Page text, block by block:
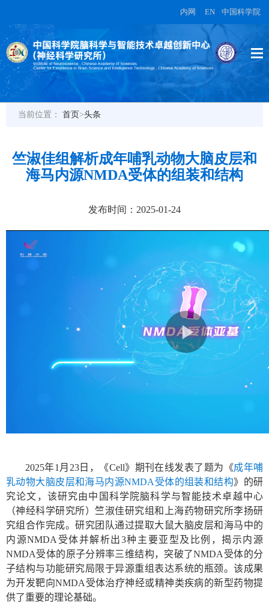
内网 EN 中国科学院
当前位置： 首页>头条
竺淑佳组解析成年哺乳动物大脑皮层和
海马内源NMDA受体的组装和结构
发布时间：2025-01-24
2025年1 月 23日，《Cell》期刊在线发表了题为《成年哺
乳动物大脑皮层和海马内源NMDA 受体的组装和结构》的研
究论文，该研究由中国科学院脑科学与智能技术卓越中心
（神经科学研究所）竺淑佳研究组和上海药物研究所李扬研
究组 合作完成。研究团队通过提取大鼠大脑皮层和海马中的
内源NMDA 受体并解析出3种主要亚型及比例，揭示内源
NMDA受体的原子分辨率三维结构，突破了NMDA 受体的分
子结构与功能研究局限于异源重组表达系统的瓶颈。该成果
为开发靶向NMDA 受体治疗神经或精神类疾病的新型药物提
供了重要的理论基础。